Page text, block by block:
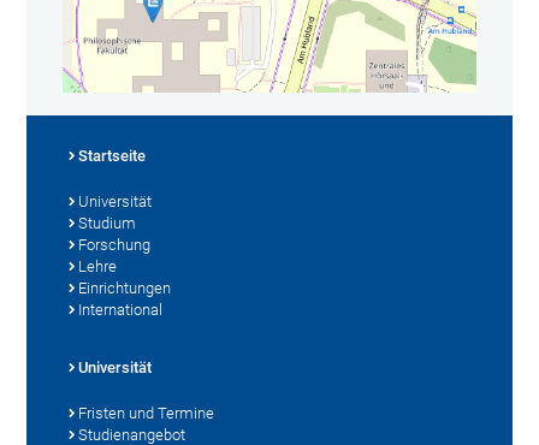
Startseite
Universität
Studium
Forschung
Lehre
Einrichtungen
International
Universität
Fristen und Termine
Studienangebot